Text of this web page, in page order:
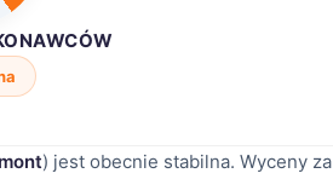
) jest obecnie stabilna. Wyceny za